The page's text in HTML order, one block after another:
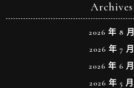
Archives
2026 年 8 月
2026 年 7 月
2026 年 6 月
2026 年 5 月